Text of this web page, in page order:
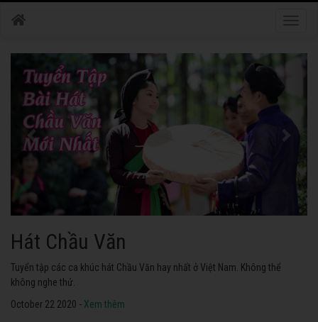
Hát Chầu Văn
Tuyển tập các ca khúc hát Chầu Văn hay nhất ở Việt Nam. Không thể
không nghe thử.
October 22 2020 - Xem thêm